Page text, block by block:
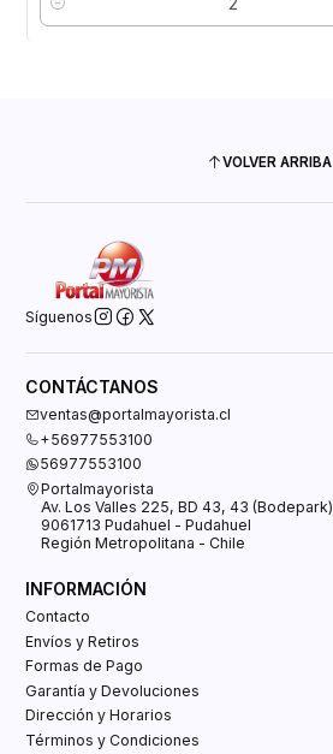
Cantidad
VOLVER ARRIBA
Síguenos
CONTÁCTANOS
ventas@portalmayorista.cl
+56977553100
56977553100
Portalmayorista
Av. Los Valles 225, BD 43, 43 (Bodepark)
9061713 Pudahuel - Pudahuel
Región Metropolitana - Chile
INFORMACIÓN
Contacto
Envíos y Retiros
Formas de Pago
Garantía y Devoluciones
Dirección y Horarios
Términos y Condiciones